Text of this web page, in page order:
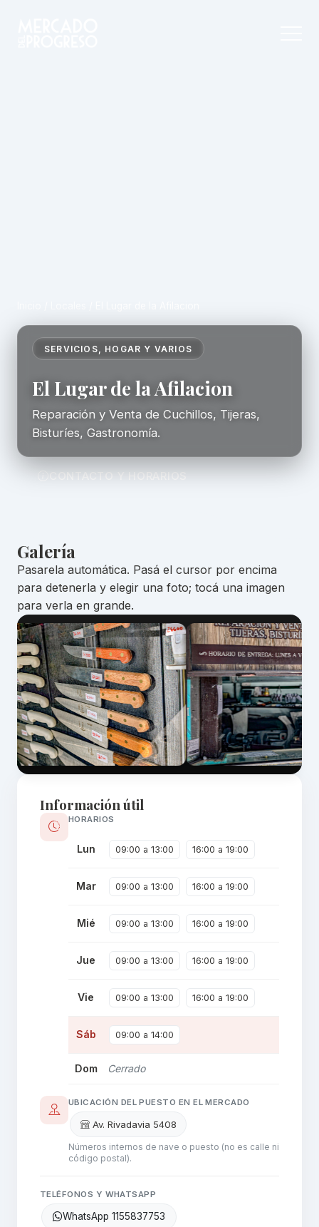
SERVICIOS, HOGAR Y VARIOS
El Lugar de la Afilacion
Reparación y Venta de Cuchillos, Tijeras,
Bisturíes, Gastronomía.
CONTACTO Y HORARIOS
Galería
Pasarela automática. Pasá el cursor por encima
para detenerla y elegir una foto; tocá una imagen
para verla en grande.
Información útil
HORARIOS
Lun 09:00 a 13:00 16:00 a 19:00
Mar 09:00 a 13:00 16:00 a 19:00
Mié 09:00 a 13:00 16:00 a 19:00
Jue 09:00 a 13:00 16:00 a 19:00
Vie 09:00 a 13:00 16:00 a 19:00
Sáb 09:00 a 14:00
Dom Cerrado
UBICACIÓN DEL PUESTO EN EL MERCADO
Av. Rivadavia 5408
Números internos de nave o puesto (no es calle ni
código postal).
TELÉFONOS Y WHATSAPP
WhatsApp 1155837753